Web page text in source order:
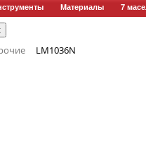
Материалы 7
LM1036N